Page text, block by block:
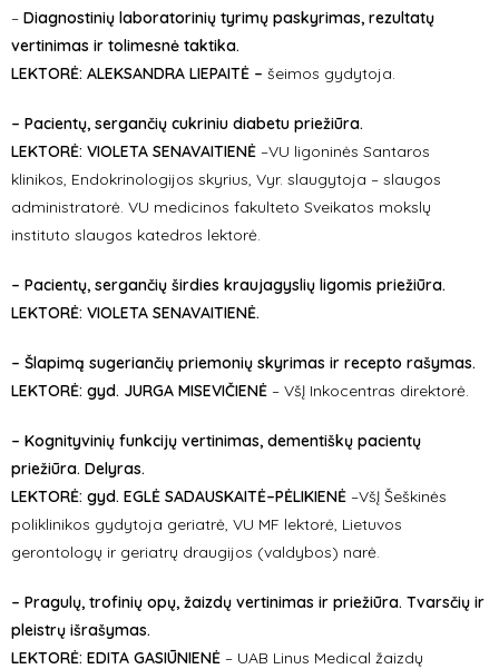
– Diagnostinių laboratorinių tyrimų paskyrimas, rezultatų
vertinimas ir tolimesnė taktika.
LEKTORĖ: ALEKSANDRA LIEPAITĖ – šeimos gydytoja.
– Pacientų, sergančių cukriniu diabetu priežiūra.
LEKTORĖ: VIOLETA SENAVAITIENĖ –VU ligoninės Santaros
klinikos, Endokrinologijos skyrius, Vyr. slaugytoja – slaugos
administratorė. VU medicinos fakulteto Sveikatos mokslų
instituto slaugos katedros lektorė.
– Pacientų, sergančių širdies kraujagyslių ligomis priežiūra.
LEKTORĖ: VIOLETA SENAVAITIENĖ.
– Šlapimą sugeriančių priemonių skyrimas ir recepto rašymas.
LEKTORĖ: gyd. JURGA MISEVIČIENĖ – VšĮ Inkocentras direktorė.
– Kognityvinių funkcijų vertinimas, dementiškų pacientų
priežiūra. Delyras.
LEKTORĖ: gyd. EGLĖ SADAUSKAITĖ–PĖLIKIENĖ –VšĮ Šeškinės
poliklinikos gydytoja geriatrė, VU MF lektorė, Lietuvos
gerontologų ir geriatrų draugijos (valdybos) narė.
– Pragulų, trofinių opų, žaizdų vertinimas ir priežiūra. Tvarsčių ir
pleistrų išrašymas.
LEKTORĖ: EDITA GASIŪNIENĖ – UAB Linus Medical žaizdų